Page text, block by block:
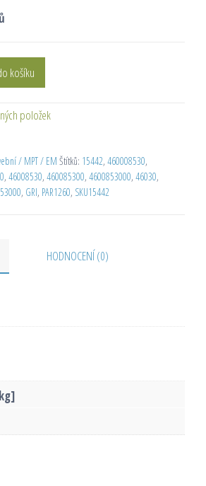
košíku
položek
/ MPT / EM Štítků: 15442, 460008530,
, 46008530, 460085300, 4600853000, 46030,
, GRI, PAR1260, SKU15442
HODNOCENÍ (0)